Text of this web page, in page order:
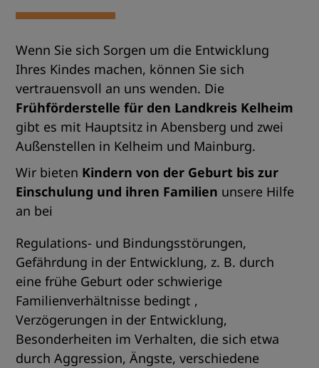
Wenn Sie sich Sorgen um die Entwicklung
Ihres Kindes machen, können Sie sich
vertrauensvoll an uns wenden. Die
Frühförderstelle für den Landkreis Kelheim
gibt es mit Hauptsitz in Abensberg und zwei
Außenstellen in Kelheim und Mainburg.
Wir bieten Kindern von der Geburt bis zur
Einschulung und ihren Familien unsere Hilfe
an bei
Regulations- und Bindungsstörungen,
Gefährdung in der Entwicklung, z. B. durch
eine frühe Geburt oder schwierige
Familienverhältnisse bedingt ,
Verzögerungen in der Entwicklung,
Besonderheiten im Verhalten, die sich etwa
durch Aggression, Ängste, verschiedene